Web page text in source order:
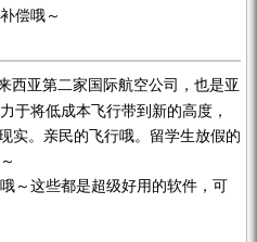
偿哦～
西亚第二家国际航空公司，也是亚
于将低成本飞行带到新的高度，
实。亲民的飞行哦。留学生放假的
～这些都是超级好用的软件，可